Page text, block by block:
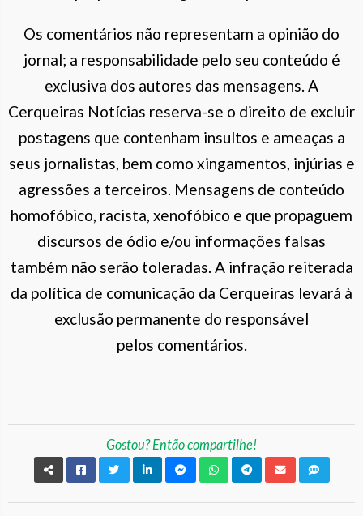
Os comentários não representam a opinião do
jornal; a responsabilidade pelo seu conteúdo é
exclusiva dos autores das mensagens. A
Cerqueiras Notícias reserva-se o direito de excluir
postagens que contenham insultos e ameaças a
seus jornalistas, bem como xingamentos, injúrias e
agressões a terceiros. Mensagens de conteúdo
homofóbico, racista, xenofóbico e que propaguem
discursos de ódio e/ou informações falsas
também não serão toleradas. A infração reiterada
da política de comunicação da Cerqueiras levará à
exclusão permanente do responsável
pelos comentários.
Gostou? Então compartilhe!